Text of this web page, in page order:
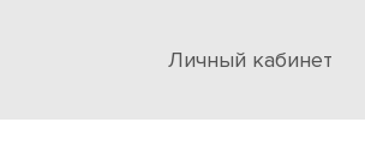
Личный кабинет